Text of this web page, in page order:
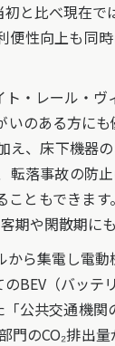
と比べ現在
便性向上も同
・レール・
のある方に
え、床下機器
転落事故の防
こともできま
期や閑散期に
ら集電し電
BEV（バッ
公共交通機
門のCO₂排出